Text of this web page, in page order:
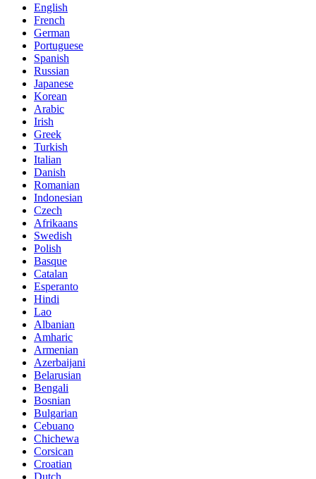
English
French
German
Portuguese
Spanish
Russian
Japanese
Korean
Arabic
Irish
Greek
Turkish
Italian
Danish
Romanian
Indonesian
Czech
Afrikaans
Swedish
Polish
Basque
Catalan
Esperanto
Hindi
Lao
Albanian
Amharic
Armenian
Azerbaijani
Belarusian
Bengali
Bosnian
Bulgarian
Cebuano
Chichewa
Corsican
Croatian
Dutch